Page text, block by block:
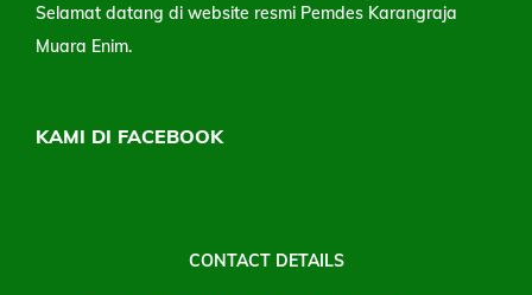
Selamat datang di website resmi Pemdes Karangraja
Muara Enim.
KAMI DI FACEBOOK
CONTACT DETAILS